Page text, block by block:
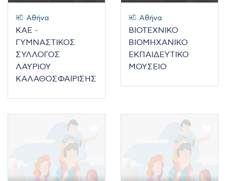
Αθήνα
ΚΑΕ -
ΓΥΜΝΑΣΤΙΚΟΣ
ΣΥΛΛΟΓΟΣ
ΛΑΥΡΙΟΥ
ΚΑΛΑΘΟΣΦΑΙΡΙΣΗΣ
Αθήνα
ΒΙΟΤΕΧΝΙΚΟ
ΒΙΟΜΗΧΑΝΙΚΟ
ΕΚΠΑΙΔΕΥΤΙΚΟ
ΜΟΥΣΕΙΟ